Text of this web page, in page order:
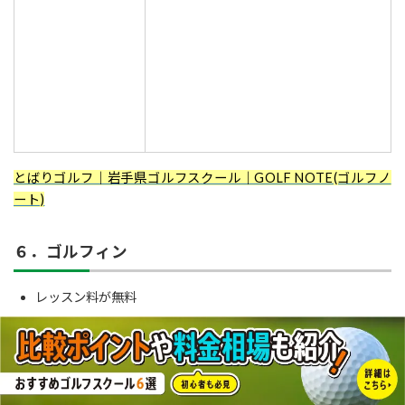
とばりゴルフ｜岩手県ゴルフスクール｜GOLF NOTE(ゴルフノ
ート)
６．ゴルフィン
レッスン料が無料
スイングチェックアイ
ゴルフコネクション